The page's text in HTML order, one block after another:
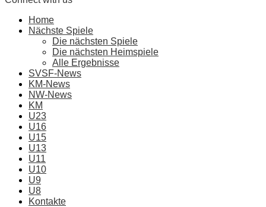
Home
Nächste Spiele
Die nächsten Spiele
Die nächsten Heimspiele
Alle Ergebnisse
SVSF-News
KM-News
NW-News
KM
U23
U16
U15
U13
U11
U10
U9
U8
Kontakte